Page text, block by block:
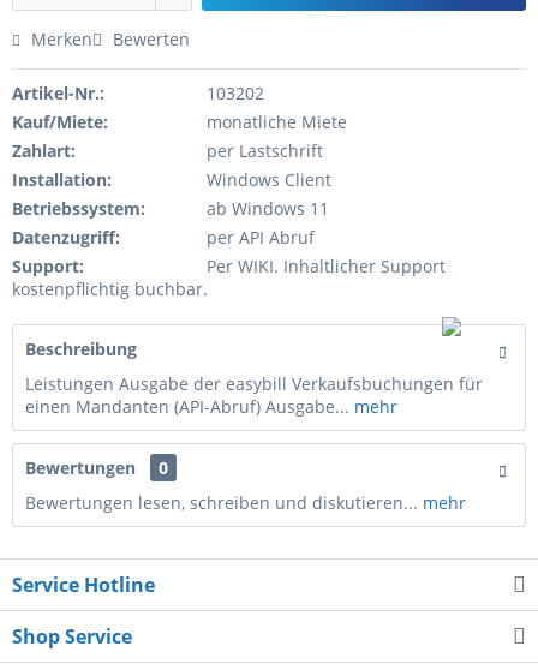
Merken Bewerten
Artikel-Nr.:
103202
Kauf/Miete:
monatliche Miete
Zahlart:
per Lastschrift
Installation:
Windows Client
Betriebssystem:
ab Windows 11
Datenzugriff:
per API Abruf
Support:
Per WIKI. Inhaltlicher Support
kostenpflichtig buchbar.
Beschreibung
Leistungen Ausgabe der easybill Verkaufsbuchungen für
einen Mandanten (API-Abruf) Ausgabe... mehr
Bewertungen
0
Bewertungen lesen, schreiben und diskutieren... mehr
Service Hotline
Shop Service